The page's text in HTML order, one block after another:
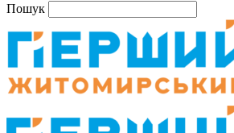
Пошук